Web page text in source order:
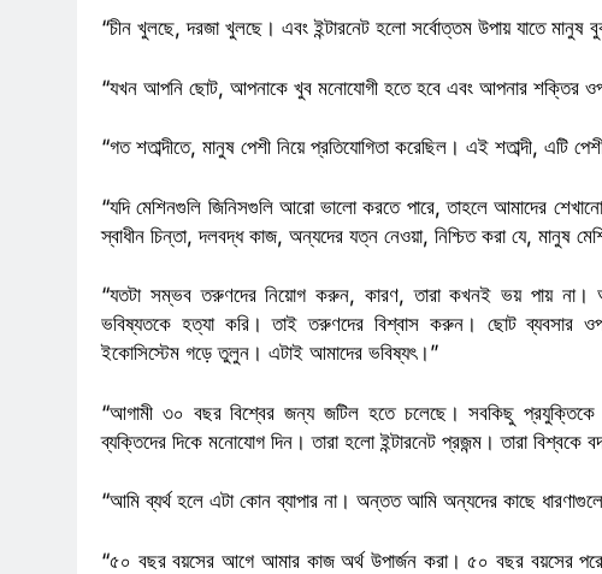
“চীন খুলছে, দরজা খুলছে। এবং ইন্টারনেট হলো সর্বোত্তম উপায় যাতে মানুষ
“যখন আপনি ছোট, আপনাকে খুব মনোযোগী হতে হবে এবং আপনার শক্তির
“গত শতাব্দীতে, মানুষ পেশী নিয়ে প্রতিযোগিতা করেছিল। এই শতাব্দী, এটি
“যদি মেশিনগুলি জিনিসগুলি আরো ভালো করতে পারে, তাহলে আমাদের
স্বাধীন চিন্তা, দলবদ্ধ কাজ, অন্যদের যত্ন নেওয়া, নিশ্চিত করা যে, মানুষ
“যতটা সম্ভব তরুণদের নিয়োগ করুন, কারণ, তারা কখনই ভয় পায় না।
ভবিষ্যতকে হত্যা করি। তাই তরুণদের বিশ্বাস করুন। ছোট ব্যবসার
ইকোসিস্টেম গড়ে তুলুন। এটাই আমাদের ভবিষ্যৎ।”
“আগামী ৩০ বছর বিশ্বের জন্য জটিল হতে চলেছে। সবকিছু
ব্যক্তিদের দিকে মনোযোগ দিন। তারা হলো ইন্টারনেট প্রজন্ম। তারা বিশ্বকে
“আমি ব্যর্থ হলে এটা কোন ব্যাপার না। অন্তত আমি অন্যদের কাছে
“৫০ বছর বয়সের আগে আমার কাজ অর্থ উপার্জন করা। ৫০ বছর বয়সের